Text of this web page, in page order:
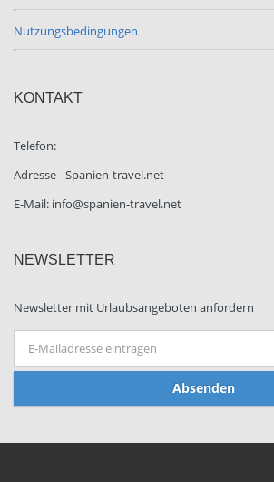
Nutzungsbedingungen
KONTAKT
Telefon:
Adresse - Spanien-travel.net
E-Mail: info@spanien-travel.net
NEWSLETTER
Newsletter mit Urlaubsangeboten anfordern
Absenden